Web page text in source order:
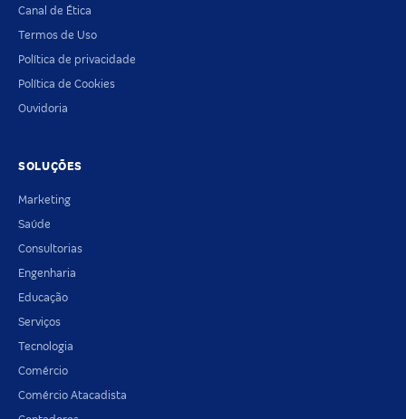
Canal de Ética
Termos de Uso
Política de privacidade
Política de Cookies
Ouvidoria
SOLUÇÕES
Marketing
Saúde
Consultorias
Engenharia
Educação
Serviços
Tecnologia
Comércio
Comércio Atacadista